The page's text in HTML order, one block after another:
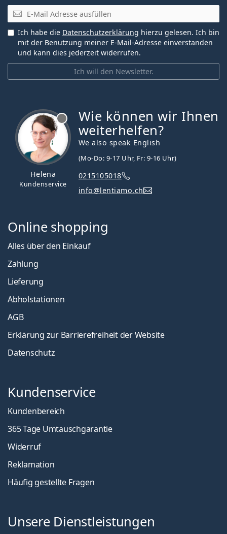
E-Mail
Ich will den Newsletter.
Ich habe die Datenschutzerklärung hierzu gelesen. Ich bin
mit der Benutzung meiner E-Mail-Adresse einverstanden
und kann dies jederzeit widerrufen.
Helena
Kundenservice
Wie können wir Ihnen
weiterhelfen?
We also speak English
(Mo-Do: 9-17 Uhr, Fr: 9-16 Uhr)
0215105018
info@lentiamo.ch
Online shopping
Alles über den Einkauf
Zahlung
Lieferung
Abholstationen
AGB
Erklärung zur Barrierefreiheit der Website
Datenschutz
Kundenservice
Kundenbereich
365 Tage Umtauschgarantie
Widerruf
Reklamation
Häufig gestellte Fragen
Unsere Dienstleistungen